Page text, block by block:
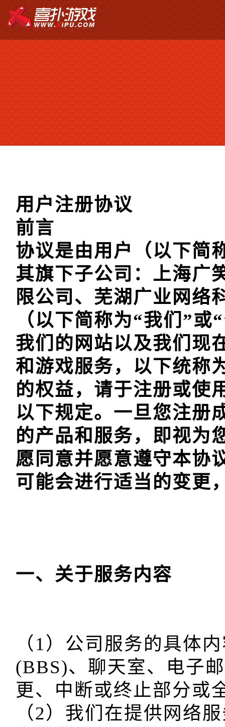
用户注册协议
前言
协议是由用户（以下简
其旗下子公司：上海广
限公司、芜湖广业网络
（以下简称为“我们”
我们的网站以及我们现
和游戏服务，以下统称
的权益，请于注册或使
以下规定。一旦您注册
的产品和服务，即视为
愿同意并愿意遵守本协
可能会进行适当的变更
（1）公司服务的具体
(BBS)、聊天室、电子
更、中断或终止部分或
（2）我们在提供网络